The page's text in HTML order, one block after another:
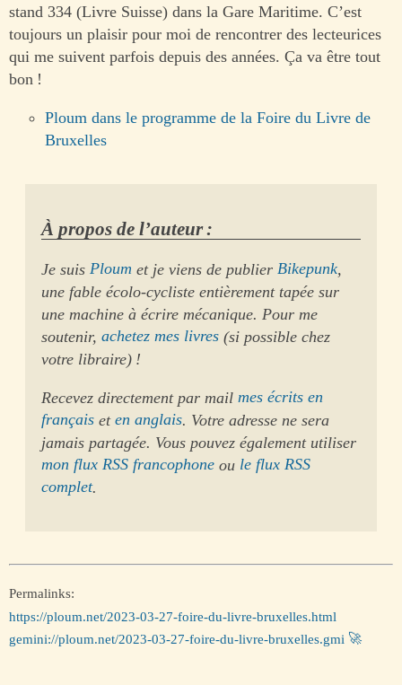
stand 334 (Livre Suisse) dans la Gare Maritime. C’est
toujours un plaisir pour moi de rencontrer des lecteurices
qui me suivent parfois depuis des années. Ça va être tout
bon !
Ploum dans le programme de la Foire du Livre de
Bruxelles
À propos de l’auteur :
Je suisPloum et je viens de publierBikepunk,
une fable écolo-cycliste entièrement tapée sur
une machine à écrire mécanique. Pour me
soutenir,achetez mes livres (si possible chez
votre libraire) !
Recevez directement par mailmes écrits en
français eten anglais. Votre adresse ne sera
jamais partagée. Vous pouvez également utiliser
mon flux RSS francophone ou le flux RSS
complet.
Permalinks:
https://ploum.net/2023-03-27-foire-du-livre-bruxelles.html
gemini://ploum.net/2023-03-27-foire-du-livre-bruxelles.gmi